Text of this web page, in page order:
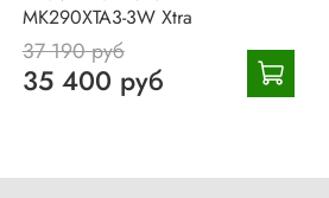
MK290XTA3-3W Xtra
37 190 руб
35 400 руб